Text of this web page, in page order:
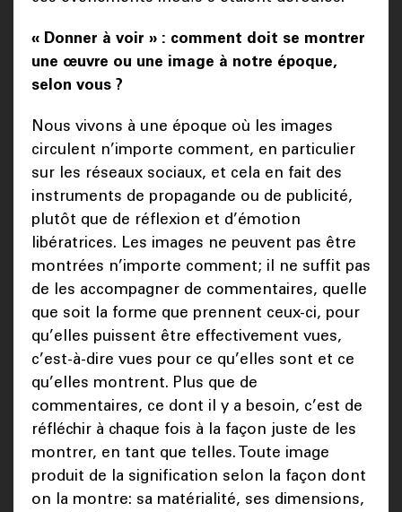
« Donner à voir » : comment doit se montrer
une œuvre ou une image à notre époque,
selon vous ?
Nous vivons à une époque où les images
circulent n’importe comment, en particulier
sur les réseaux sociaux, et cela en fait des
instruments de propagande ou de publicité,
plutôt que de réflexion et d’émotion
libératrices. Les images ne peuvent pas être
montrées n’importe comment; il ne suffit pas
de les accompagner de commentaires, quelle
que soit la forme que prennent ceux-ci, pour
qu’elles puissent être effectivement vues,
c’est-à-dire vues pour ce qu’elles sont et ce
qu’elles montrent. Plus que de
commentaires, ce dont il y a besoin, c’est de
réfléchir à chaque fois à la façon juste de les
montrer, en tant que telles. Toute image
produit de la signification selon la façon dont
on la montre: sa matérialité, ses dimensions,